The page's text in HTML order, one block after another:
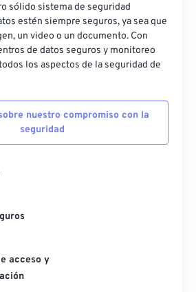
sólido sistema de seguridad
estén siempre seguros, ya sea que
un video o un documento. Con
de datos seguros y monitoreo
los aspectos de la seguridad de
nuestro compromiso con la
seguridad
acceso y